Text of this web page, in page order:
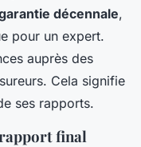
décennale,
pour un expert.
auprès des
Cela signifie
ses rapports.
final